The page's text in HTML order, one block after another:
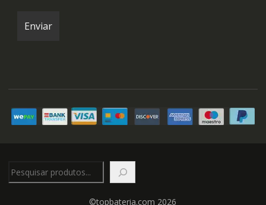
©topbateria.com 2026